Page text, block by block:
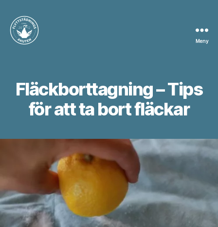
Meny
Fläckborttagning – Tips
för att ta bort fläckar